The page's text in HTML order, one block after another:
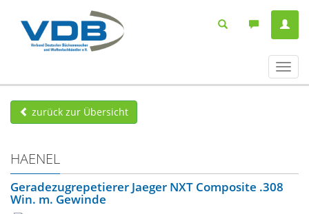
ein-/
zurück zur Übersicht
HAENEL
Geradezugrepetierer Jaeger NXT Composite .308
Win. m. Gewinde